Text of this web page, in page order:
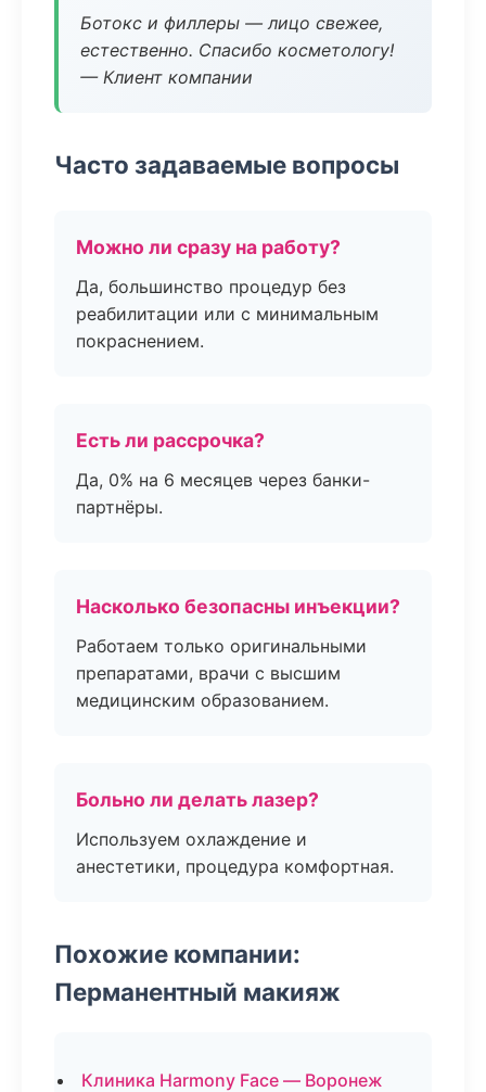
Ботокс и филлеры — лицо свежее,
естественно. Спасибо косметологу!
— Клиент компании
Часто задаваемые вопросы
Можно ли сразу на работу?
Да, большинство процедур без
реабилитации или с минимальным
покраснением.
Есть ли рассрочка?
Да, 0% на 6 месяцев через банки-
партнёры.
Насколько безопасны инъекции?
Работаем только оригинальными
препаратами, врачи с высшим
медицинским образованием.
Больно ли делать лазер?
Используем охлаждение и
анестетики, процедура комфортная.
Похожие компании:
Перманентный макияж
Клиника Harmony Face — Воронеж